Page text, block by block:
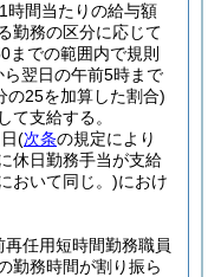
時間当たりの給与額
勤務の区分に応じて
までの範囲内で規則
翌日の午前5時まで
の25を加算した割合)
て支給する。
(次条の規定により
休日勤務手当が支給
おいて同じ。)におけ
任用短時間勤務職員
勤務時間が割り振ら